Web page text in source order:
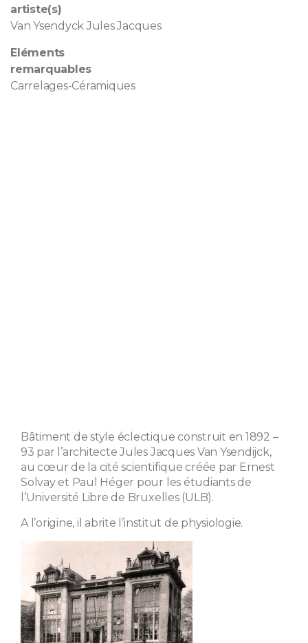
artiste(s)
Van Ysendyck Jules Jacques
Eléments
remarquables
Carrelages-Céramiques
Bâtiment de style éclectique construit en 1892 –
93 par l’architecte Jules Jacques Van Ysendijck,
au cœur de la cité scientifique créée par Ernest
Solvay et Paul Héger pour les étudiants de
l’Université Libre de Bruxelles (ULB).
A l’origine, il abrite l’institut de physiologie.